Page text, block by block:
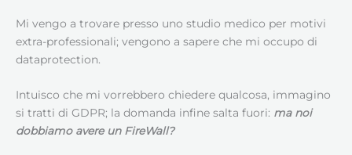
Mi vengo a trovare presso uno studio medico per motivi
extra-professionali; vengono a sapere che mi occupo di
dataprotection.
Intuisco che mi vorrebbero chiedere qualcosa, immagino
si tratti di GDPR; la domanda infine salta fuori: ma noi
dobbiamo avere un FireWall?